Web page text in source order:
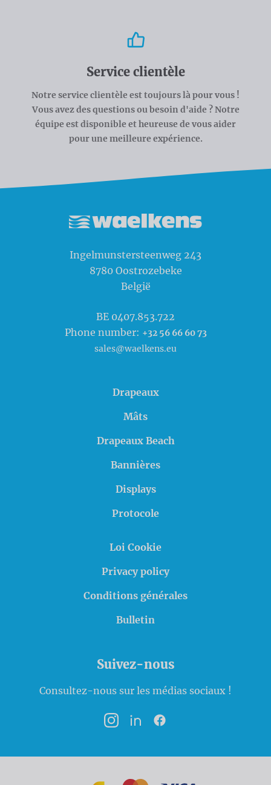
Service clientèle
Notre service clientèle est toujours là pour vous !
Vous avez des questions ou besoin d'aide ? Notre
équipe est disponible et heureuse de vous aider
pour une meilleure expérience.
Ingelmunstersteenweg 243
8780 Oostrozebeke
België
BE 0407.853.722
Phone number: +32 56 66 60 73
sales@waelkens.eu
Drapeaux
Mâts
Drapeaux Beach
Bannières
Displays
Protocole
Loi Cookie
Privacy policy
Conditions générales
Bulletin
Suivez-nous
Consultez-nous sur les médias sociaux !
InstagramLinkedInFacebook